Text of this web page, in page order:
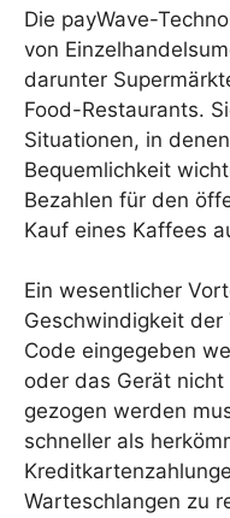
Die payWave-
von
darunter
Food-Restaurants.
Situationen, in
Bequemlichkeit
Bezahlen für den
Kauf eines Kaffees
Ein wesentlicher
Geschwindigkeit der
Code eingegeben
oder das Gerät
gezogen werden
schneller als
Warteschlangen zu